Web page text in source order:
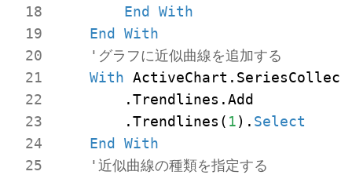
End
With
End
With
'グラフに近似曲線を追加する
With
        .Trendlines.Add
        .Trendlines(
1). Select
End
With
'近似曲線の種類を指定する